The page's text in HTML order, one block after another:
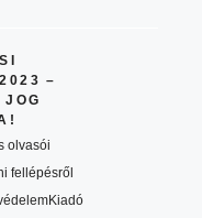
–
olvasói
fellépésről
Kiadó